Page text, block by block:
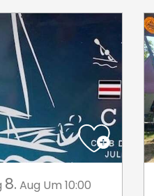
8. Aug Um 10:00